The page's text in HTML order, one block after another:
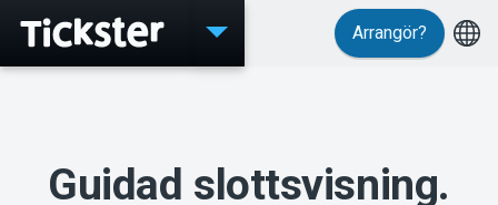
Arrangör?
Guidad slottsvisning.